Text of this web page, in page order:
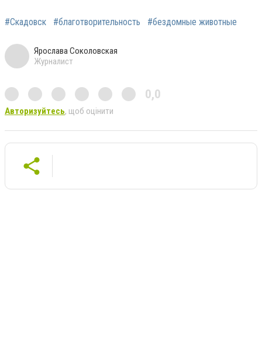
#Скадовск #благотворительность #бездомные животные
Ярослава Соколовская
Журналист
0,0
Авторизуйтесь, щоб оцінити